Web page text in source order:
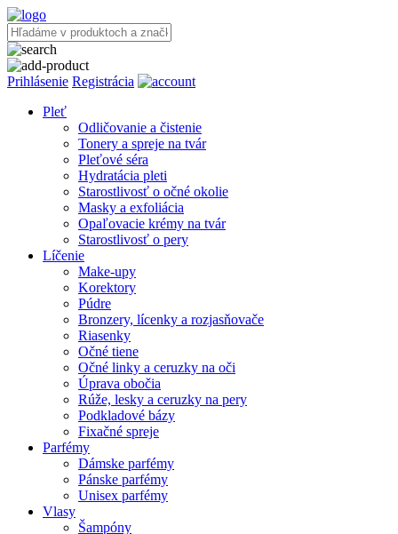
Prihlásenie Registrácia
Pleť
Odličovanie a čistenie
Tonery a spreje na tvár
Pleťové séra
Hydratácia pleti
Starostlivosť o očné okolie
Masky a exfoliácia
Opaľovacie krémy na tvár
Starostlivosť o pery
Líčenie
Make-upy
Korektory
Púdre
Bronzery, lícenky a rozjasňovače
Riasenky
Očné tiene
Očné linky a ceruzky na oči
Úprava obočia
Rúže, lesky a ceruzky na pery
Podkladové bázy
Fixačné spreje
Parfémy
Dámske parfémy
Pánske parfémy
Unisex parfémy
Vlasy
Šampóny